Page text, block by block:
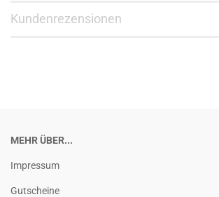
Kundenrezensionen
MEHR ÜBER...
Impressum
Gutscheine